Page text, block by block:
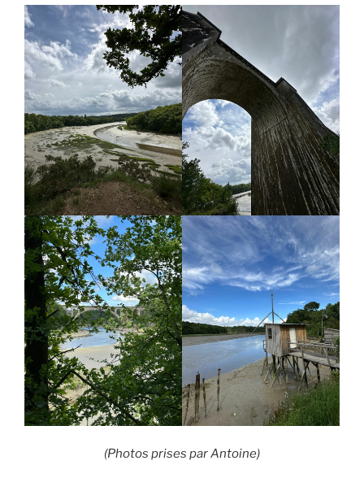
(Photos prises par Antoine)